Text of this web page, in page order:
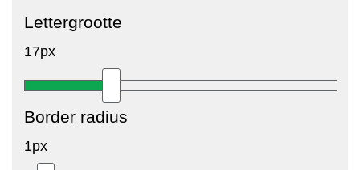
Lettergrootte
17px
Border radius
1px